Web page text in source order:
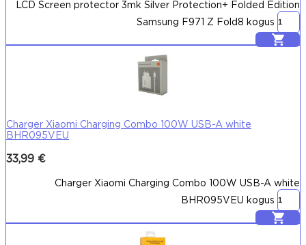
LCD Screen protector 3mk Silver Protection+ Folded Edition
Samsung F971 Z Fold8 kogus
Lisa korvi
Charger Xiaomi Charging Combo 100W USB-A white
BHR095VEU
33,99 €
Charger Xiaomi Charging Combo 100W USB-A white
BHR095VEU kogus
Lisa korvi